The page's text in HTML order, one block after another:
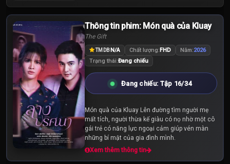
Thông tin phim: Món quà của Kluay
The Gift
TMDBN/A Chất lượng:FHD Năm:2026
Trạng thái:Đang chiếu
Đang chiếu: Tập 16/34
Món quà của Kluay Lên đường tìm người mẹ
mất tích, người thừa kế giàu có nọ nhờ một cô
gái trẻ có năng lực ngoại cảm giúp vén màn
những bí mật của gia đình mình.
Xem thêm thông tin